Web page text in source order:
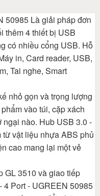
50985 Là giải pháp đơn
thêm 4 thiết bị USB
có nhiều cổng USB. Hỗ
in, Card reader, USB,
Tai nghe, Smart
nhỏ gọn và trọng lượng
vào túi, cặp xách
nào. Hub USB 3.0 -
vật liệu nhựa ABS phủ
cao mang lại một vẻ
GL 3510 và giao tiếp
4 Port - UGREEN 50985